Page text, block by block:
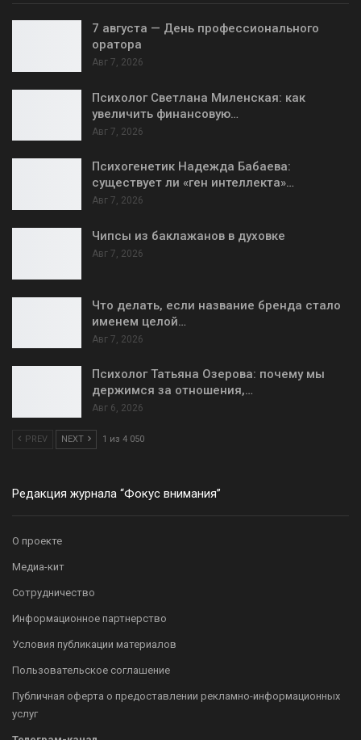
7 августа — День профессионального
оратора
Авг 7, 2026
Психолог Светлана Миленская: как
увеличить финансовую…
Авг 7, 2026
Психогенетик Надежда Бабаева:
существует ли «ген интеллекта»…
Авг 7, 2026
Чипсы из баклажанов в духовке
Авг 7, 2026
Что делать, если название бренда стало
именем целой…
Авг 7, 2026
Психолог Татьяна Озерова: почему мы
держимся за отношения,…
Авг 6, 2026
PREV NEXT 1 из 4 050
Редакция журнала “Фокус внимания”
О проекте
Медиа-кит
Сотрудничество
Информационное партнерство
Условия публикации материалов
Пользовательское соглашение
Публичная оферта о предоставлении рекламно-информационных
услуг